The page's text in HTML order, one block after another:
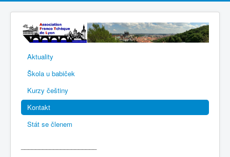
Aktuality
Škola u babiček
Kurzy češtiny
Kontakt
Stát se členem